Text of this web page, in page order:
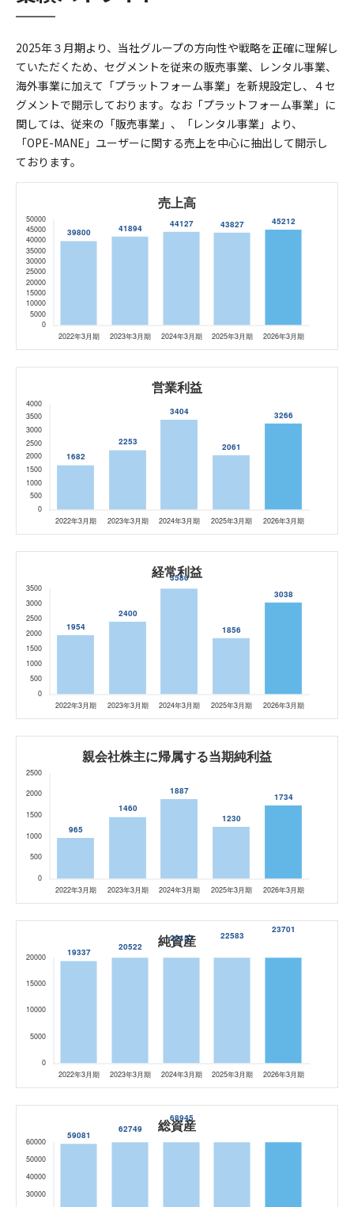
2025年３月期より、当社グループの方向性や戦略を正確に理解し
ていただくため、セグメントを従来の販売事業、レンタル事業、
海外事業に加えて「プラットフォーム事業」を新規設定し、４セ
グメントで開示しております。なお「プラットフォーム事業」に
関しては、従来の「販売事業」、「レンタル事業」より、
「OPE-MANE」ユーザーに関する売上を中心に抽出して開示し
ております。